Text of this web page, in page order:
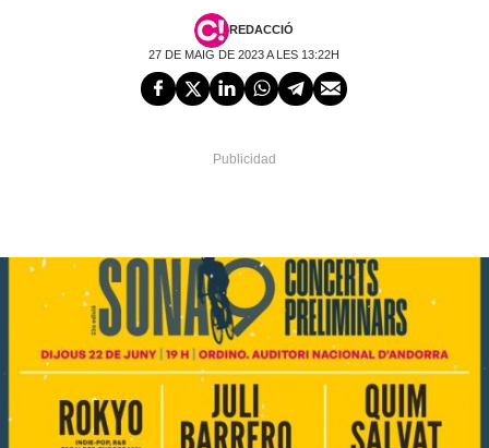
REDACCIÓ
27 DE MAIG DE 2023 A LES 13:22H